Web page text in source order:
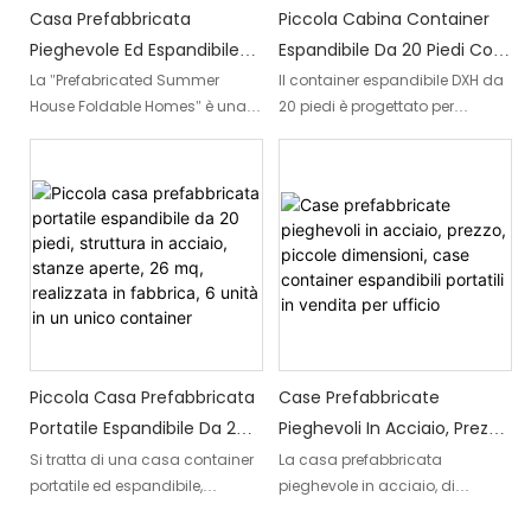
sostenibile.
Casa Prefabbricata
Pieghevole Ed Espandibile
Da 20 Piedi In Vendita Per
L'estate
La "Prefabricated Summer
House Foldable Homes" è una
Grazie alla sua facilità di
ripiegamento e ai ridotti
requisiti di trasporto, questa
casa container espandibile da
6 metri è la soluzione ideale per
chi cerca un'opzione abitativa
Piccola Cabina Container
Espandibile Da 20 Piedi Con
Bagno Per Ufficio
Il container espandibile DXH da
20 piedi è progettato per
in uno spazioso spazio
abitativo, raddoppiandone la
superficie.
Piccola Casa Prefabbricata
Portatile Espandibile Da 20
Piedi, Struttura In Acciaio,
Stanze Aperte, 26 Mq,
Si tratta di una casa container
portatile ed espandibile,
Case Prefabbricate
Pieghevoli In Acciaio, Prezzo,
Piccole Dimensioni, Case
Container Espandibili
La casa prefabbricata
pieghevole in acciaio, di